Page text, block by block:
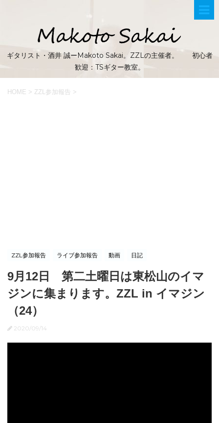
ギタリスト・酒井 誠ーMakoto Sakai。ZZLの主催者。 初心者
歓迎：TSギター教室。
HOME > ZZL参加報告 >
ZZL参加報告 ライブ参加報告 動画 日記
9月12日 第二土曜日は東松山のイマ
ジンに集まります。ZZL in イマジン
（24）
2020/09/14